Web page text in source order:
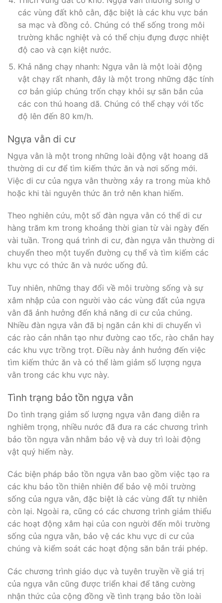
các vùng đất khô cằn, đặc biệt là các khu vực bán
sa mạc và đồng cỏ. Chúng có thể sống trong môi
trường khắc nghiệt và có thể chịu đựng được nhiệt
độ cao và cạn kiệt nước.
Khả năng chạy nhanh: Ngựa vằn là một loài động
vật chạy rất nhanh, đây là một trong những đặc tính
cơ bản giúp chúng trốn chạy khỏi sự săn bắn của
các con thú hoang dã. Chúng có thể chạy với tốc
độ lên đến 80 km/h.
Ngựa vằn di cư
Ngựa vằn là một trong những loài động vật hoang dã
thường di cư để tìm kiếm thức ăn và nơi sống mới.
Việc di cư của ngựa vằn thường xảy ra trong mùa khô
hoặc khi tài nguyên thức ăn trở nên khan hiếm.
Theo nghiên cứu, một số đàn ngựa vằn có thể di cư
hàng trăm km trong khoảng thời gian từ vài ngày đến
vài tuần. Trong quá trình di cư, đàn ngựa vằn thường di
chuyển theo một tuyến đường cụ thể và tìm kiếm các
khu vực có thức ăn và nước uống đủ.
Tuy nhiên, những thay đổi về môi trường sống và sự
xâm nhập của con người vào các vùng đất của ngựa
vằn đã ảnh hưởng đến khả năng di cư của chúng.
Nhiều đàn ngựa vằn đã bị ngăn cản khi di chuyển vì
các rào cản nhân tạo như đường cao tốc, rào chắn hay
các khu vực trồng trọt. Điều này ảnh hưởng đến việc
tìm kiếm thức ăn và có thể làm giảm số lượng ngựa
vằn trong các khu vực này.
Tình trạng bảo tồn ngựa vằn
Do tình trạng giảm số lượng ngựa vằn đang diễn ra
nghiêm trọng, nhiều nước đã đưa ra các chương trình
bảo tồn ngựa vằn nhằm bảo vệ và duy trì loài động
vật quý hiếm này.
Các biện pháp bảo tồn ngựa vằn bao gồm việc tạo ra
các khu bảo tồn thiên nhiên để bảo vệ môi trường
sống của ngựa vằn, đặc biệt là các vùng đất tự nhiên
còn lại. Ngoài ra, cũng có các chương trình giảm thiểu
các hoạt động xâm hại của con người đến môi trường
sống của ngựa vằn, bảo vệ các khu vực di cư của
chúng và kiểm soát các hoạt động săn bắn trái phép.
Các chương trình giáo dục và tuyên truyền về giá trị
của ngựa vằn cũng được triển khai để tăng cường
nhận thức của cộng đồng về tình trạng bảo tồn loài